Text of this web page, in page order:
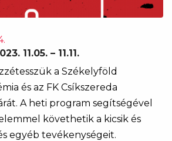
11.05. – 11.11.
a Székelyföld
és az FK Csíkszereda
A heti program segítségével
követhetik a kicsik és
egyéb tevékenységeit.